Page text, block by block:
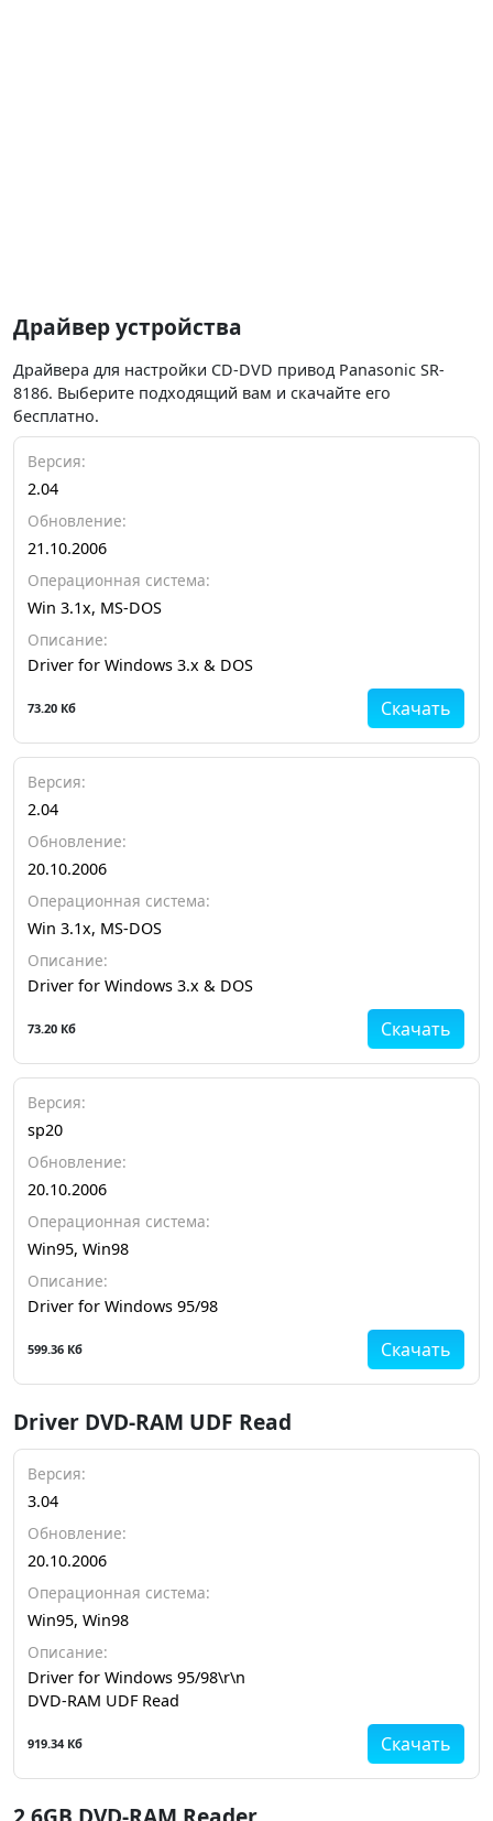
Драйвер устройства
Драйвера для настройки CD-DVD привод Panasonic SR-
8186. Выберите подходящий вам и скачайте его
бесплатно.
Версия:
2.04
Обновление:
21.10.2006
Операционная система:
Win 3.1x, MS-DOS
Описание:
Driver for Windows 3.x & DOS
Скачать
73.20 Кб
Версия:
2.04
Обновление:
20.10.2006
Операционная система:
Win 3.1x, MS-DOS
Описание:
Driver for Windows 3.x & DOS
Скачать
73.20 Кб
Версия:
sp20
Обновление:
20.10.2006
Операционная система:
Win95, Win98
Описание:
Driver for Windows 95/98
Скачать
599.36 Кб
Driver DVD-RAM UDF Read
Версия:
3.04
Обновление:
20.10.2006
Операционная система:
Win95, Win98
Описание:
Driver for Windows 95/98\r\n
DVD-RAM UDF Read
Скачать
919.34 Кб